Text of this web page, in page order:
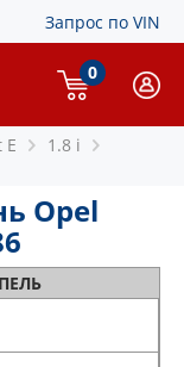
Запрос по VIN
0
E
1.8 i
Opel